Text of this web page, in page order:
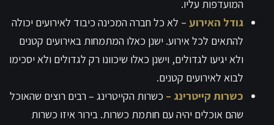
המועדפות עליו.
גודל האירוע – לא כל חברה המכינה כיבוד לאירועים יכולה
להתאים לכל אירוע. ישנן כאלו המתמחות באירועים קטנים
ולא יגיעו לגדולים, וישנן כאלו שיכוונו רק לגדולים ולא יסכימו
לבוא לאירועים קטנים.
כשרות קייטרינג – כשרות הקייטרינג – רבים רוצים שהאוכל
שהם אוכלים יהיה עם חותמת כשרות. בירור איזו כשרות